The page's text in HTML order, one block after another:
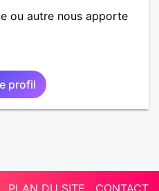
ou autre nous apporte
profil
PLAN DU SITE CONTACT